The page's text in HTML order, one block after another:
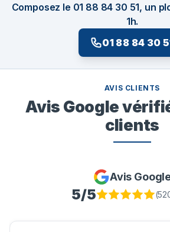
Composez le 01 88 84 30 51, un
1h.
01 88 84 30
AVIS CLIENTS
Avis Google
clients
Avis
5/5 (